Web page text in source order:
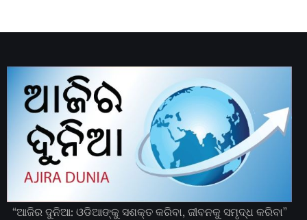
“ଆଜିର ଦୁନିଆ: ଓଡିଆଙ୍କୁ ସଶକ୍ତ କରିବା, ଜୀବନକୁ ସମୃଦ୍ଧ କରିବା”